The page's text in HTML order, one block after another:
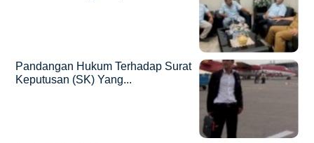
Pandangan Hukum Terhadap Surat
Keputusan (SK) Yang...